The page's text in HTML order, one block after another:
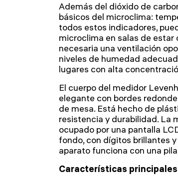
Además del dióxido de
básicos del microclima:
todos estos indicadores,
microclima en salas de estar
necesaria una ventilación
niveles de humedad
lugares con alta
El cuerpo del medidor
elegante con bordes
de mesa. Está hecho de
resistencia y durabilidad. La
ocupado por una pantalla
fondo, con dígitos brillantes
aparato funciona con una
Características